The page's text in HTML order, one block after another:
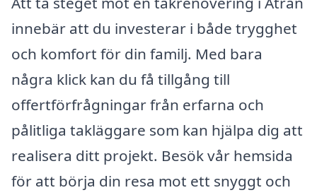
innebär att du investerar i både trygghet
och komfort för din familj. Med bara
några klick kan du få tillgång till
offertförfrågningar från erfarna och
pålitliga takläggare som kan hjälpa dig att
realisera ditt projekt. Besök vår hemsida
för att börja din resa mot ett snyggt och